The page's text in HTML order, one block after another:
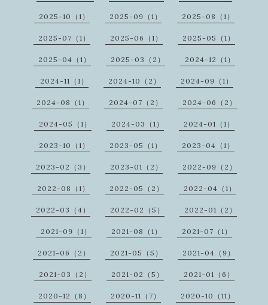
2025-10（1） 2025-09（1） 2025-08（1）
2025-07（1） 2025-06（1） 2025-05（1）
2025-04（1） 2025-03（2） 2024-12（1）
2024-11（1） 2024-10（2） 2024-09（1）
2024-08（1） 2024-07（2） 2024-06（2）
2024-05（1） 2024-03（1） 2024-01（1）
2023-10（1） 2023-05（1） 2023-04（1）
2023-02（3） 2023-01（2） 2022-09（2）
2022-08（1） 2022-05（2） 2022-04（1）
2022-03（4） 2022-02（5） 2022-01（2）
2021-09（1） 2021-08（1） 2021-07（1）
2021-06（2） 2021-05（5） 2021-04（9）
2021-03（2） 2021-02（5） 2021-01（6）
2020-12（8） 2020-11（7） 2020-10（11）